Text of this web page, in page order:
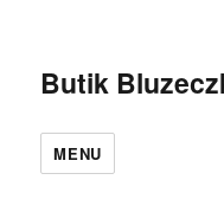
Butik
MENU